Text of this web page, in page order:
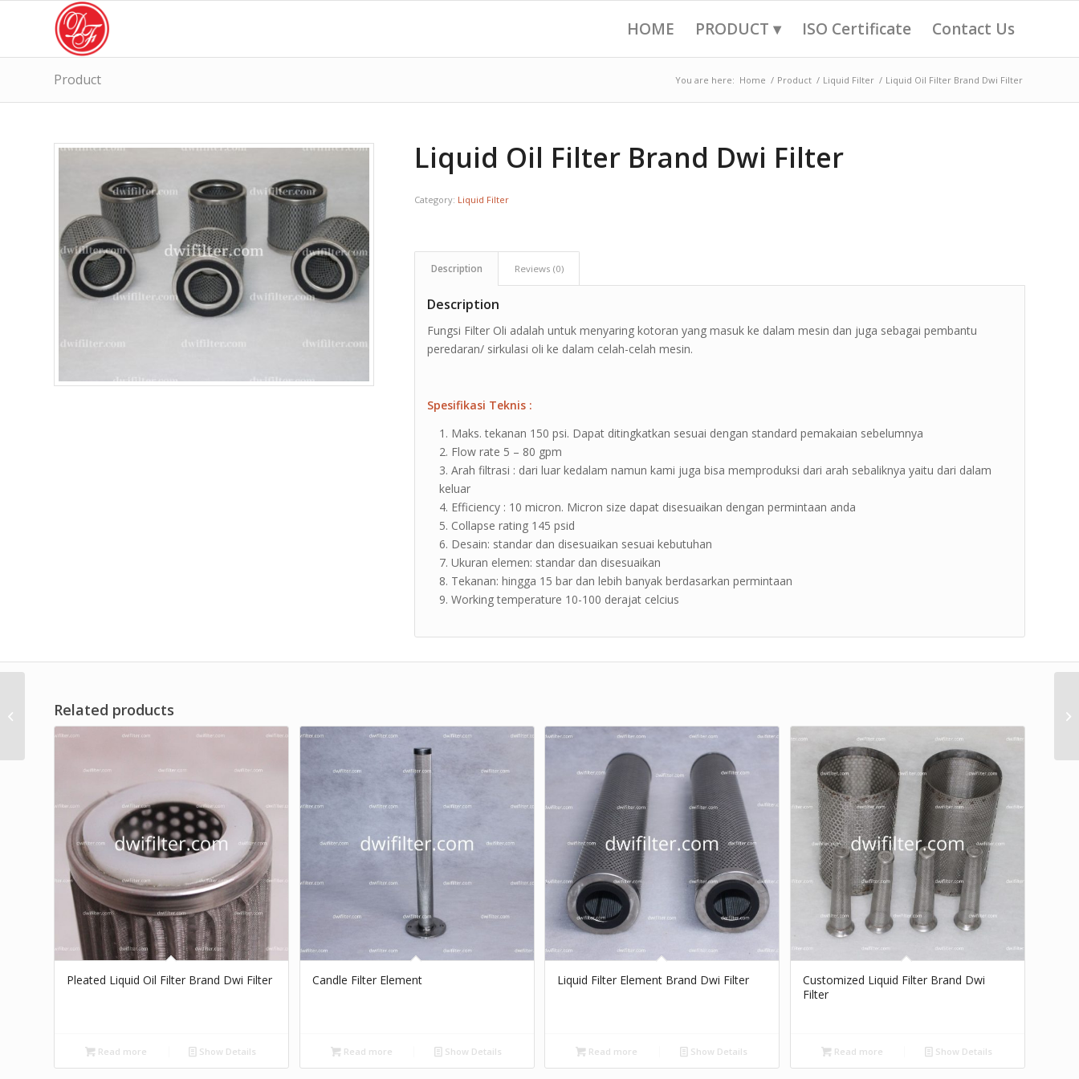
HOME PRODUCT ▾ ISO Certificate Contact Us
Product You are here: Home / Product / Liquid Filter / Liquid Oil Filter Brand Dwi Filter
Liquid Oil Filter Brand Dwi Filter
Category: Liquid Filter
Description Reviews (0)
Description
Fungsi Filter Oli adalah untuk menyaring kotoran yang masuk ke dalam mesin dan juga sebagai pembantu
peredaran/ sirkulasi oli ke dalam celah-celah mesin.
Spesifikasi Teknis :
Maks. tekanan 150 psi. Dapat ditingkatkan sesuai dengan standard pemakaian sebelumnya
Flow rate 5 – 80 gpm
Arah filtrasi : dari luar kedalam namun kami juga bisa memproduksi dari arah sebaliknya yaitu dari dalam
keluar
Efficiency : 10 micron. Micron size dapat disesuaikan dengan permintaan anda
Collapse rating 145 psid
Desain: standar dan disesuaikan sesuai kebutuhan
Ukuran elemen: standar dan disesuaikan
Tekanan: hingga 15 bar dan lebih banyak berdasarkan permintaan
Working temperature 10-100 derajat celcius
Related products
Pleated Liquid Oil Filter Brand Dwi Filter
Read more Show Details
Candle Filter Element
Read more Show Details
Liquid Filter Element Brand Dwi Filter
Read more Show Details
Customized Liquid Filter Brand Dwi
Filter
Read more Show Details
Oil Filter Low Pressure